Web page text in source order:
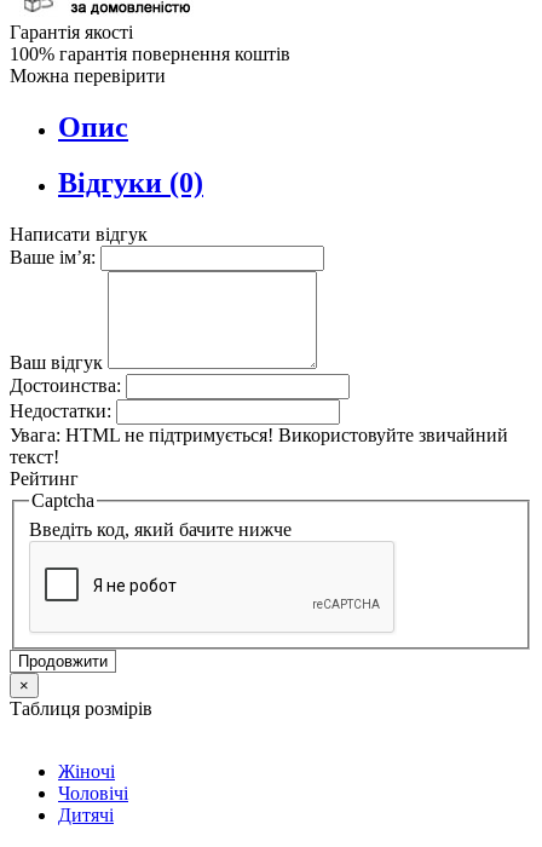
Гарантія якості
100% гарантія повернення коштів
Можна перевірити
Опис
Відгуки (0)
Написати відгук
Ваше ім’я:
Ваш відгук
Достоинства:
Недостатки:
Увага: HTML не підтримується! Використовуйте звичайний
текст!
Рейтинг
Captcha
Введіть код, який бачите нижче
Продовжити
×
Таблиця розмірів
Жіночі
Чоловічі
Дитячі